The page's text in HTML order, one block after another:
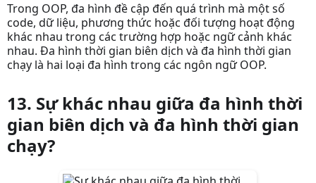
Trong OOP, đa hình đề cập đến quá trình mà một số
code, dữ liệu, phương thức hoặc đối tượng hoạt động
khác nhau trong các trường hợp hoặc ngữ cảnh khác
nhau. Đa hình thời gian biên dịch và đa hình thời gian
chạy là hai loại đa hình trong các ngôn ngữ OOP.
13. Sự khác nhau giữa đa hình thời
gian biên dịch và đa hình thời gian
chạy?